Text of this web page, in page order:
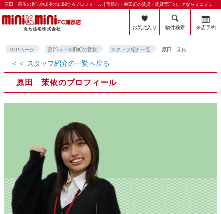
原田 茉依の趣味や出身地に関するプロフィール | 蒲郡市・幸田町の賃貸・賃貸管理のことならミニミニFC蒲郡店 丸七住宅株式会社
お気に入り 物件検索 来店予約
TOPページ 蒲郡市・幸田町の賃貸 スタッフ紹介一覧 原田 茉依
＜＜ スタッフ紹介の一覧へ戻る
原田 茉依のプロフィール